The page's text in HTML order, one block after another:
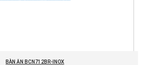
BÀN ĂN BCN712BR-INOX